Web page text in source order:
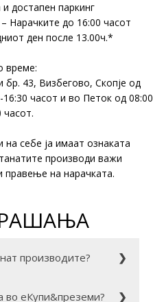
и достапен паркинг
Нарачките до 16:00 часот
ден после 13.00ч.*
време:
бр. 43, Визбегово, Скопје од
часот и во Петок од 08:00
часот.
себе ја имаат ознаката
производи важи
на нарачката.
производите?
во еКупи&преземи?